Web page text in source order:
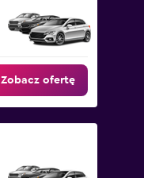
Zobacz ofertę